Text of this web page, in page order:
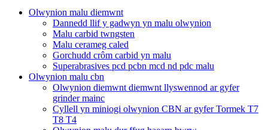
Olwynion malu diemwnt
Dannedd llif y gadwyn yn malu olwynion
Malu carbid twngsten
Malu cerameg caled
Gorchudd crôm carbid yn malu
Superabrasives pcd pcbn mcd nd pdc malu
Olwynion malu cbn
Olwynion diemwnt diemwnt llyswennod ar gyfer
grinder mainc
Cyllell yn miniogi olwynion CBN ar gyfer Tormek T7
T8 T4